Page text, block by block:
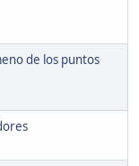
de los puntos